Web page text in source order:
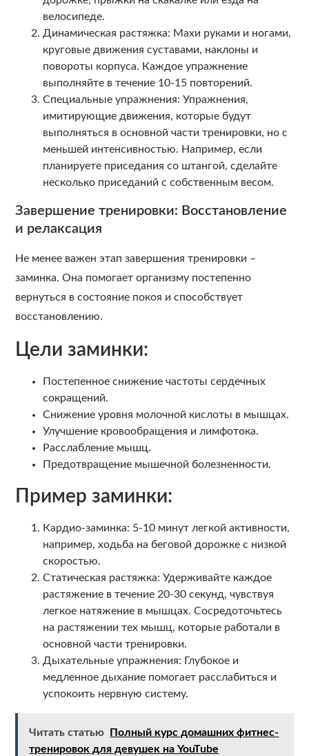
велосипеде.
Динамическая растяжка: Махи руками и ногами,
круговые движения суставами, наклоны и
повороты корпуса. Каждое упражнение
выполняйте в течение 10-15 повторений.
Специальные упражнения: Упражнения,
имитирующие движения, которые будут
выполняться в основной части тренировки, но с
меньшей интенсивностью. Например, если
планируете приседания со штангой, сделайте
несколько приседаний с собственным весом.
Завершение тренировки: Восстановление
и релаксация
Не менее важен этап завершения тренировки –
заминка. Она помогает организму постепенно
вернуться в состояние покоя и способствует
восстановлению.
Цели заминки:
Постепенное снижение частоты сердечных
сокращений.
Снижение уровня молочной кислоты в мышцах.
Улучшение кровообращения и лимфотока.
Расслабление мышц.
Предотвращение мышечной болезненности.
Пример заминки:
Кардио-заминка: 5-10 минут легкой активности,
например, ходьба на беговой дорожке с низкой
скоростью.
Статическая растяжка: Удерживайте каждое
растяжение в течение 20-30 секунд, чувствуя
легкое натяжение в мышцах. Сосредоточьтесь
на растяжении тех мышц, которые работали в
основной части тренировки.
Дыхательные упражнения: Глубокое и
медленное дыхание помогает расслабиться и
успокоить нервную систему.
Читать статью
Полный курс домашних фитнес-
тренировок для девушек на YouTube